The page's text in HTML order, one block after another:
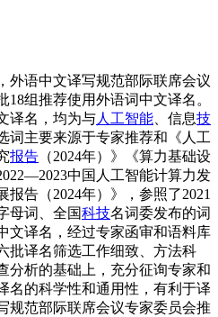
外语中文译写规范部际联席会议
组推荐使用外语词中文译名。
译名，均为与人工智能 、信息技
词主要来源于专家推荐和《人工
报告 （2024年）》《算力基础设
中国人工智能计算力发
告（2024年）》，参照了2021
母词、全国科技名词委发布的词
文译名，经过专家函审和语料库
批译名筛选工作细致、方法科
分析的基础上，充分征询专家和
名的科学性和通用性，有利于译
规范部际联席会议专家委员会推